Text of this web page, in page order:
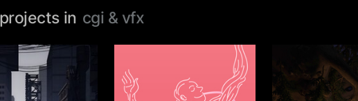
in cgi & vfx